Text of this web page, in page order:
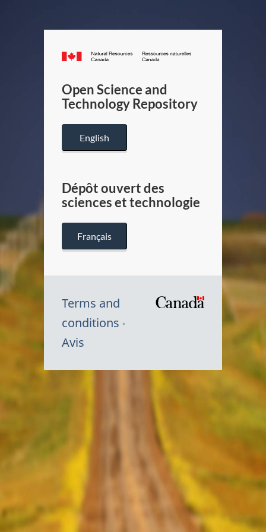
Canada.ca
/
Canada
Open Science and
Technology Repository
English
Dépôt ouvert des
sciences et technologie
Français
Terms and
conditions
Avis
Symbole
Canada